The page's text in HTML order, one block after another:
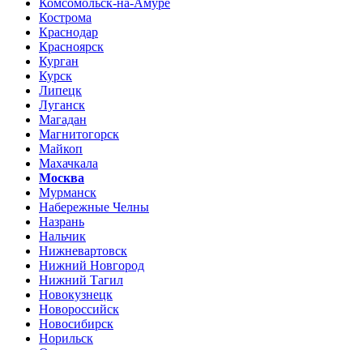
Кострома
Краснодар
Красноярск
Курган
Курск
Липецк
Луганск
Магадан
Магнитогорск
Майкоп
Махачкала
Москва
Мурманск
Набережные Челны
Назрань
Нальчик
Нижневартовск
Нижний Новгород
Нижний Тагил
Новокузнецк
Новороссийск
Новосибирск
Норильск